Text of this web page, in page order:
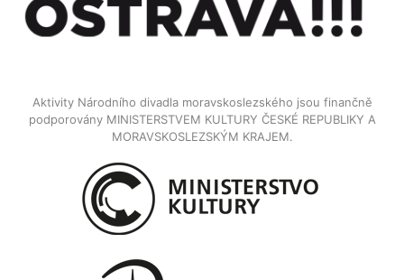
Aktivity Národního divadla moravskoslezského jsou finančně
podporovány MINISTERSTVEM KULTURY ČESKÉ REPUBLIKY A
MORAVSKOSLEZSKÝM KRAJEM.